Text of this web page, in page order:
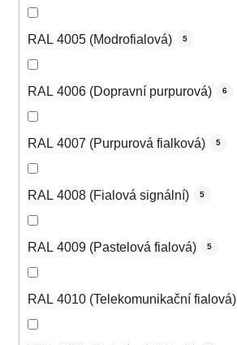
RAL 4005 (Modrofialová) 5
RAL 4006 (Dopravní purpurová) 6
RAL 4007 (Purpurová fialková) 5
RAL 4008 (Fialová signální) 5
RAL 4009 (Pastelová fialová) 5
RAL 4010 (Telekomunikační fialová)